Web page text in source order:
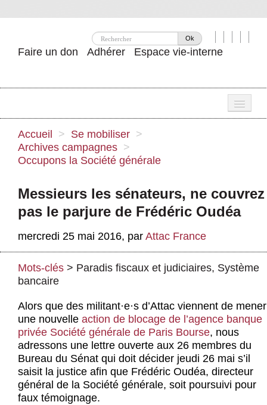
Ok
Faire un don Adhérer Espace vie-interne
Attac ?
Se mobiliser
Agenda
Actus et médias
Boutique
Accueil > Se mobiliser >
Archives campagnes >
Occupons la Société générale
Messieurs les sénateurs, ne couvrez
pas le parjure de Frédéric Oudéa
mercredi 25 mai 2016, par Attac France
Mots-clés > Paradis fiscaux et judiciaires, Système
bancaire
Alors que des militant·e·s d’Attac viennent de mener
une nouvelle action de blocage de l’agence banque
privée Société générale de Paris Bourse, nous
adressons une lettre ouverte aux 26 membres du
Bureau du Sénat qui doit décider jeudi 26 mai s’il
saisit la justice afin que Frédéric Oudéa, directeur
général de la Société générale, soit poursuivi pour
faux témoignage.